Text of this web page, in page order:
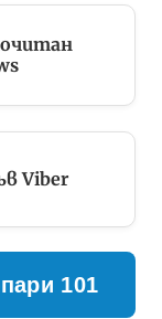
Viber
101